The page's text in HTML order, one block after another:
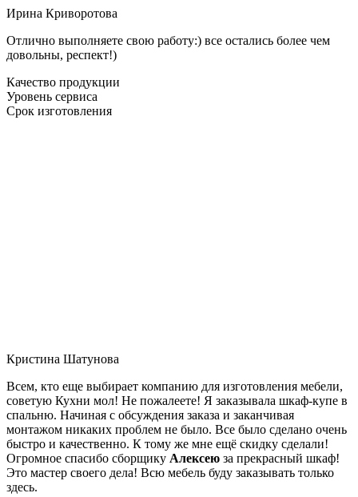
Ирина Криворотова
Отлично выполняете свою работу:) все остались более чем
довольны, респект!)
Качество продукции
Уровень сервиса
Срок изготовления
Кристина Шатунова
Всем, кто еще выбирает компанию для изготовления мебели,
советую Кухни мол! Не пожалеете! Я заказывала шкаф-купе в
спальню. Начиная с обсуждения заказа и заканчивая
монтажом никаких проблем не было. Все было сделано очень
быстро и качественно. К тому же мне ещё скидку сделали!
Огромное спасибо сборщику Алексею за прекрасный шкаф!
Это мастер своего дела! Всю мебель буду заказывать только
здесь.